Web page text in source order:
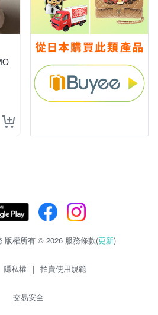
版權所有 © 2026 服務條款(更新)
隱私權 | 拍賣使用規範
交易安全